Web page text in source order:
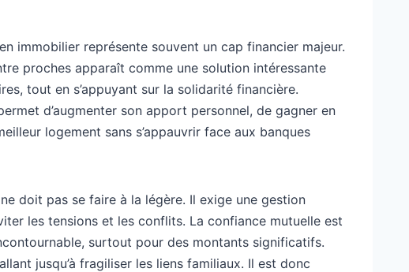
immobilier représente souvent un cap financier majeur.
proches apparaît comme une solution intéressante
tout en s’appuyant sur la solidarité financière.
d’augmenter son apport personnel, de gagner en
logement sans s’appauvrir face aux banques
doit pas se faire à la légère. Il exige une gestion
les tensions et les conflits. La confiance mutuelle est
surtout pour des montants significatifs.
jusqu’à fragiliser les liens familiaux. Il est donc